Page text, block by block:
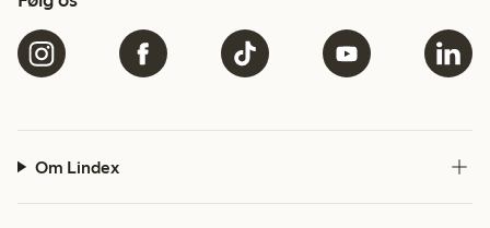
Om Lindex